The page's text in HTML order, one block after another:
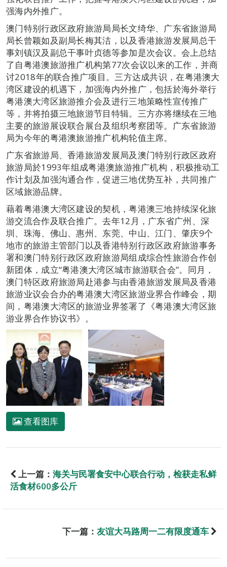
强海内外推广。
澳门特别行政区政府旅游局局长文绮华、广东省旅游局
局长曾颖如及副局长梅其洁，以及香港旅游发展局总干
事刘镇汉及副总干事叶贞德等参加是次会议。会上总结
了自粤港澳旅游推广机构第77次会议以来的工作，并商
讨2018年的联合推广项目。三方达成共识，在粤港澳大
湾区建设的机遇下，加强海内外推广，包括於海外举行
粤港澳大湾区旅游推介会及进行三地策略性宣传推广
等，并将拍摄三地旅游节目特辑。三方亦将继续在三地
主要的旅游展设联合展台及组织考察团等。广东省旅游
局为今年的粤港澳旅游推广机构轮值主席。
广东省旅游局、香港旅游发展局及澳门特别行政区政府
旅游局於1993年组成粤港澳旅游推广机构，积极推动工
作计划及加强沟通合作，促进三地优势互补，共同推广
区域旅游品牌。
藉着粤港澳大湾区建设的契机，粤港澳三地持续深化旅
游交流合作及联合推广。去年12月，广东省广州、深
圳、珠海、佛山、惠州、东莞、中山、江门、肇庆9个
地市的旅游主管部门以及香港特别行政区政府旅游事务
署和澳门特别行政区政府旅游局组成综合性旅游合作创
新团体，成立“粤港澳大湾区城市旅游联合会”。同月，
澳门特区政府旅游局赴港参与由香港旅游发展局及香港
旅游业议会合办的粤港澳大湾区旅游业界合作峰会，期
间，粤港澳大湾区的旅游业界签署了《粤港澳大湾区旅
游业界合作协议书》。
查看图库
上一篇： 海关与民署食安中心联合行动，检获走私鲜
活食材600多公斤
下一篇： 友谊大马路周一二有限度通车